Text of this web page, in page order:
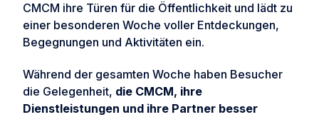
CMCM ihre Türen für die Öffentlichkeit und lädt zu
einer besonderen Woche voller Entdeckungen,
Begegnungen und Aktivitäten ein.
Während der gesamten Woche haben Besucher
die Gelegenheit, die CMCM, ihre
Dienstleistungen und ihre Partner besser